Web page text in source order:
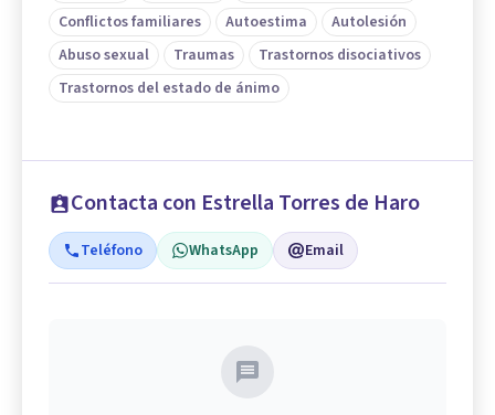
Conflictos familiares Autoestima
Autolesión
Abuso sexual
Traumas
Trastornos disociativos
Trastornos del estado de ánimo
Contacta con Estrella Torres de Haro
Teléfono WhatsApp Email